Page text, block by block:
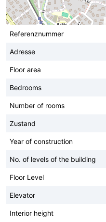
Referenznummer
Adresse
Floor area
Bedrooms
Number of rooms
Zustand
Year of construction
No. of levels of the building
Floor Level
Elevator
Interior height